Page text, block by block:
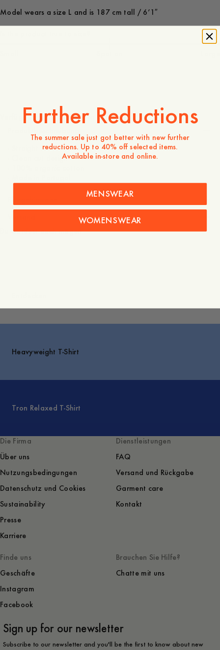
Model wears a size L and is 187 cm tall / 6’1″
Verfügbarkeit in Geschäften
- Straight fit
- Clean cut design
Du würdest auch mögen
Heavyweight T-Shirt
Tron Relaxed T-Shirt
Die Firma
Über uns
Nutzungsbedingungen
Datenschutz und Cookies
Sustainability
Presse
Karriere
Dienstleistungen
FAQ
Versand und Rückgabe
Garment care
Kontakt
Finde uns
Geschäfte
Instagram
Facebook
Brauchen Sie Hilfe?
Chatte mit uns
Sign up for our newsletter
Subscribe to our newsletter and you'll be the first to know about new
Further Reductions
The summer sale just got better with new further
reductions. Up to 40% off selected items.
Available in-store and online.
MENSWEAR
WOMENSWEAR